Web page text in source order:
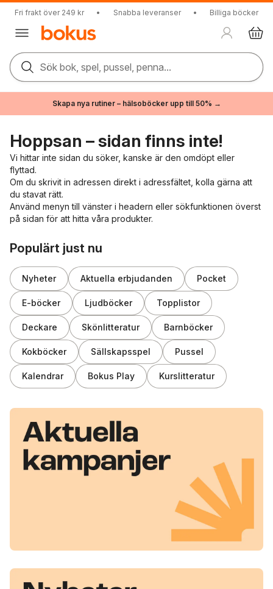
Fri frakt över 249 kr • Snabba leveranser • Billiga böcker
Sök bok, spel, pussel, penna...
Skapa nya rutiner – hälsoböcker upp till 50% →
Hoppsan – sidan finns inte!
Vi hittar inte sidan du söker, kanske är den omdöpt eller
flyttad.
Om du skrivit in adressen direkt i adressfältet, kolla gärna att
du stavat rätt.
Använd menyn till vänster i headern eller sökfunktionen överst
på sidan för att hitta våra produkter.
Populärt just nu
Nyheter Aktuella erbjudanden Pocket
E-böcker Ljudböcker Topplistor
Deckare Skönlitteratur Barnböcker
Kokböcker Sällskapsspel Pussel
Kalendrar Bokus Play Kurslitteratur